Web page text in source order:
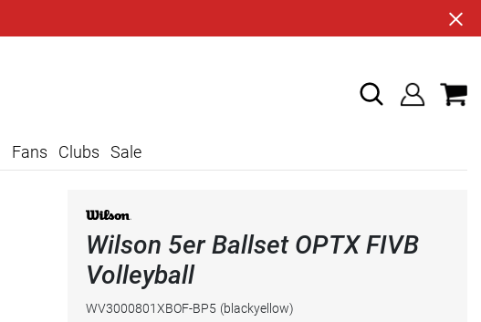
Fans Clubs Sale
Wilson 5er Ballset OPTX FIVB
Volleyball
WV3000801XBOF-BP5 (blackyellow)